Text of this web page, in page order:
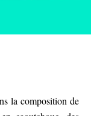
la composition de